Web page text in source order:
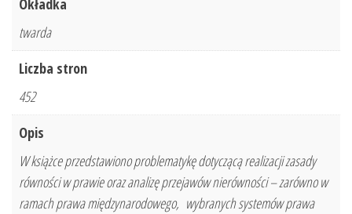
Okładka
twarda
Liczba stron
452
Opis
W książce przedstawiono problematykę dotyczącą realizacji zasady
równości w prawie oraz analizę przejawów nierówności – zarówno w
ramach prawa międzynarodowego, wybranych systemów prawa